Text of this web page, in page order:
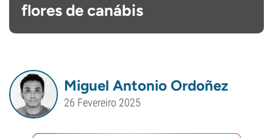
flores de canábis
Miguel Antonio Ordoñez
26 Fevereiro 2025